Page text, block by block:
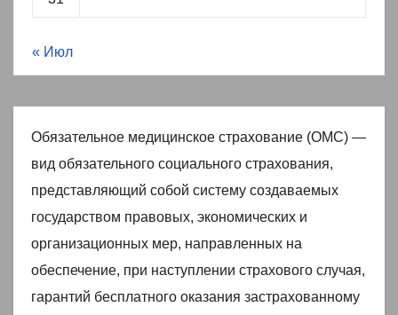
« Июл
Обязательное медицинское страхование (ОМС) —
вид обязательного социального страхования,
представляющий собой систему создаваемых
государством правовых, экономических и
организационных мер, направленных на
обеспечение, при наступлении страхового случая,
гарантий бесплатного оказания застрахованному